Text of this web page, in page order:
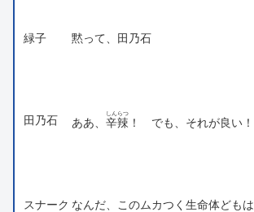
緑子 黙って、田乃石
田乃石 ああ、 辛辣
しんらつ
！ でも、それが良い！
スナーク なんだ、このムカつく生命体どもは